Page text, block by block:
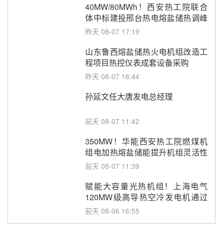
40MW/80MWh！西安热工院联合
体中标建投邢台热电熔盐储热调峰
调频改造EPC项目
昨天 08-07 17:19
山东鲁西熔盐储热火电机组改造工
程项目热控仪表成套设备采购
昨天 08-07 16:44
孙延文任大唐发电总经理
前天 08-07 11:42
350MW！华能西安热工院燃煤机
组电加热熔盐储能提升机组灵活性
改造项目初步设计第三方评审服务
前天 08-07 11:39
赋能大容量光热机组！上海电气
120MW级高导热空冷发电机通过
型式试验
前天 08-06 16:55